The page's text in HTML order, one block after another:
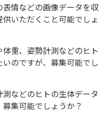
情などの画像データを収
いただくこと可能でしょ
重、姿勢計測などのヒト
のですが、募集可能でし
などのヒトの生体データ
集可能でしょうか？